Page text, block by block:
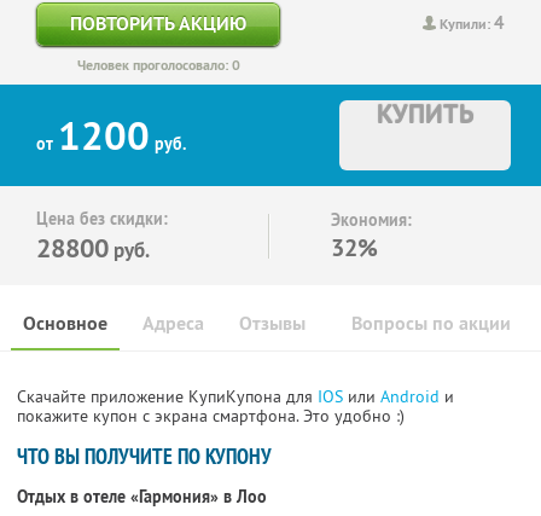
Купили:4
ПОВТОРИТЬ АКЦИЮ
Человек проголосовало: 0
от 1200 руб.
КУПИТЬ
Цена без скидки:
28800 руб.
Экономия:
32%
Основное Отзывы Вопросы по акции
Адреса
Скачайте приложение КупиКупона для IOS или Android и
покажите купон с экрана смартфона. Это удобно :)
ЧТО ВЫ ПОЛУЧИТЕ ПО КУПОНУ
Отдых в отеле «Гармония» в Лоо